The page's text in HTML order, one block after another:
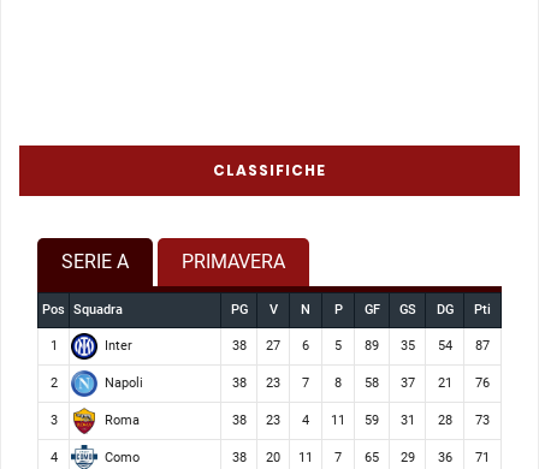
CLASSIFICHE
SERIE A PRIMAVERA
Pos Squadra PG V N P GF GS DG Pti
1 Inter 38 27 6 5 89 35 54 87
2 Napoli 38 23 7 8 58 37 21 76
3 Roma 38 23 4 11 59 31 28 73
4 Como 38 20 11 7 65 29 36 71